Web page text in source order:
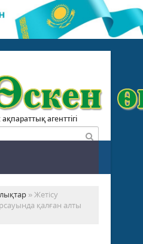
агенттігі
» Жетісу
қалған алты